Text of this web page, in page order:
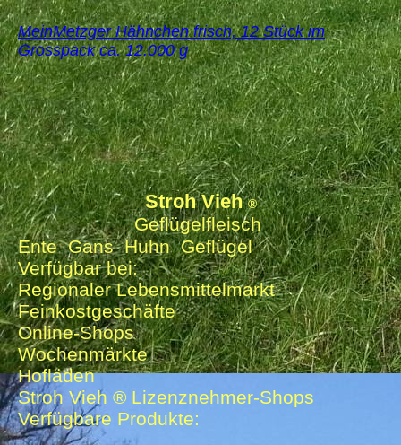
MeinMetzger Hähnchen frisch, 12 Stück im
Grosspack ca. 12.000 g
Stroh Vieh®
Geflügelfleisch
Ente Gans Huhn Geflügel
Verfügbar bei:
Regionaler Lebensmittelmarkt
Feinkostgeschäfte
Online-Shops
Wochenmärkte
Hofläden
Stroh Vieh ® Lizenznehmer-Shops
Verfügbare Produkte: